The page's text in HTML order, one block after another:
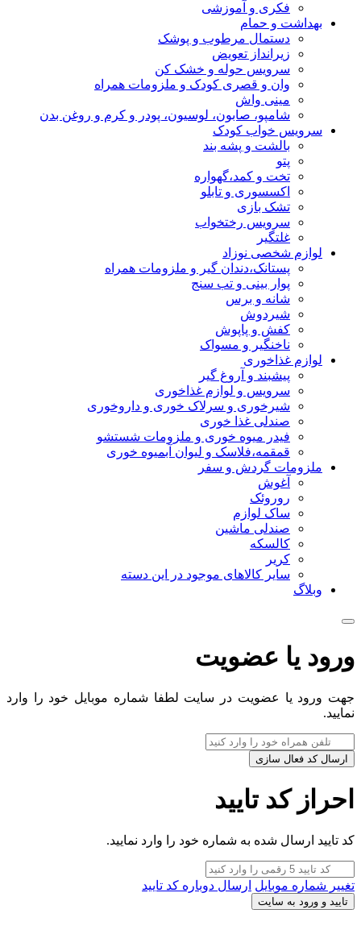
فکری و آموزشی
بهداشت و حمام
دستمال مرطوب و پوشک
زیرانداز تعویض
سرویس حوله و خشک کن
وان و قصری کودک و ملزومات همراه
مینی واش
شامپو، صابون، لوسیون، پودر و کرم و روغن بدن
سرویس خواب کودک
بالشت و پشه بند
پتو
تخت و کمد،گهواره
اکسسوری و تابلو
تشک بازی
سرویس رختخواب
غلتگیر
لوازم شخصی نوزاد
پستانک،دندان گیر و ملزومات همراه
پوار بینی و تب سنج
شانه و برس
شیردوش
کفش و پاپوش
ناخنگیر و مسواک
لوازم غذاخوری
پیشبند و آروغ گیر
سرویس و لوازم غذاخوری
شیرخوری و سرلاک خوری و داروخوری
صندلی غذا خوری
فیدر میوه خوری و ملزومات شستشو
قمقمه،فلاسک و لیوان آبمیوه خوری
ملزومات گردش و سفر
آغوش
روروئک
ساک لوازم
صندلی ماشین
کالسکه
کریر
سایر کالاهای موجود در این دسته
وبلاگ
ورود یا عضویت
جهت ورود یا عضویت در سایت لطفا شماره موبایل خود را وارد
نمایید.
ارسال کد فعال سازی
احراز کد تایید
کد تایید ارسال شده به شماره خود را وارد نمایید.
تغییر شماره موبایل ارسال دوباره کد تایید
تایید و ورود به سایت